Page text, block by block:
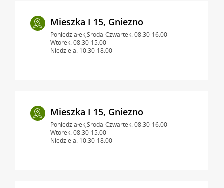
Mieszka I 15, Gniezno
Poniedziałek,Środa-Czwartek: 08:30-16:00
Wtorek: 08:30-15:00
Niedziela: 10:30-18:00
Mieszka I 15, Gniezno
Poniedziałek,Środa-Czwartek: 08:30-16:00
Wtorek: 08:30-15:00
Niedziela: 10:30-18:00